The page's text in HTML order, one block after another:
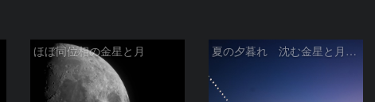
ほぼ同位相の金星と月 夏の夕暮れ 沈む金星と月 2026/7/20